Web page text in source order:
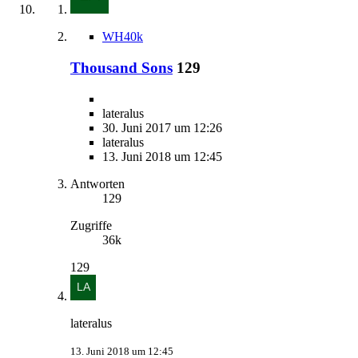
WH40k
Thousand Sons 129
lateralus
30. Juni 2017 um 12:26
lateralus
13. Juni 2018 um 12:45
Antworten
129
Zugriffe
36k
129
lateralus
13. Juni 2018 um 12:45